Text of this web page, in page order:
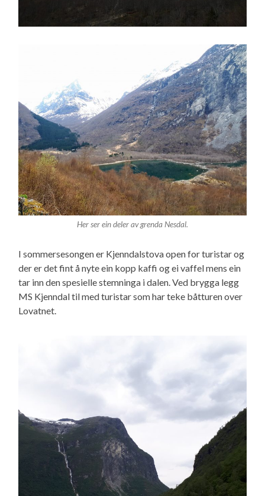
Her ser ein deler av grenda Nesdal.
I sommersesongen er Kjenndalstova open for turistar og
der er det fint å nyte ein kopp kaffi og ei vaffel mens ein
tar inn den spesielle stemninga i dalen. Ved brygga legg
MS Kjenndal til med turistar som har teke båtturen over
Lovatnet.